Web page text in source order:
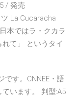
/ 発売
La Cucaracha
本ではラ・クカラ
て」 というタイ
す。CNNEE・語
います。 判型:A5